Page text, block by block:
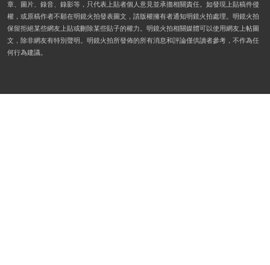
章、圖片、錄音、錄影等，只代表上貼者個人意見並承擔相關責任。如發現上貼稿件侵
權，或原稿作者不願在明鏡火拍發表圖文，請版權擁有者通知明鏡火拍處理。明鏡火拍
保留拒絕某些網友上貼或刪除某些貼子的權力。明鏡火拍相關媒體可以使用網友上帖圖
文，除非網友有特別聲明。明鏡火拍所發佈的所有消息和評論僅供讀者參考，不作為任
何行為建議。